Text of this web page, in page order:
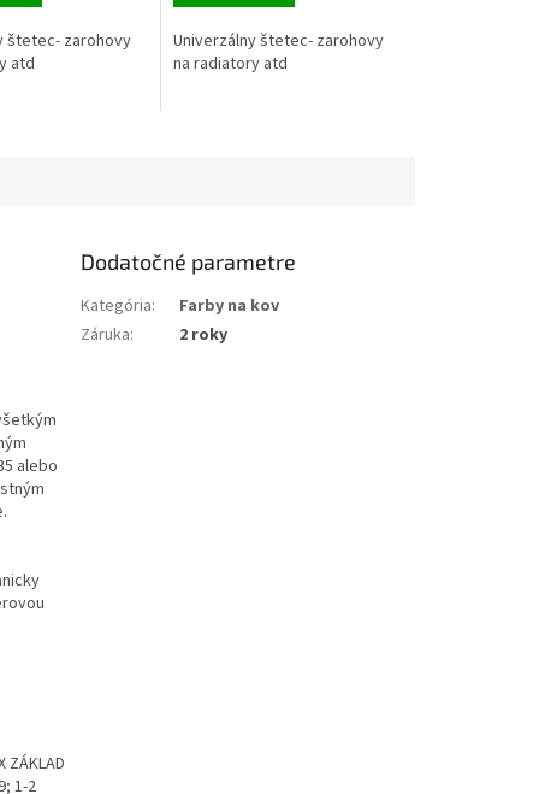
štetec- zarohovy
atd
Univerzálny štetec- zarohovy
na radiatory atd
alebo
ZÁKLAD
1-2
Dodatočné parametre
Kategória:
Farby na kov
Záruka: 2 roky